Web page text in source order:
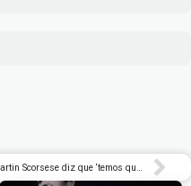
Martin Scorsese diz que ‘temos que estar abertos’ à IA no cinema – Rolling Stone Brasil